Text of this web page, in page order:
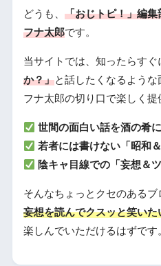
どうも、 「おじトピ！」編
フナ太郎です。
当サイトでは、知ったらすぐ
か？」と話したくなるよう
フナ太郎の切り口で楽しく提
世間の面白い話を酒の肴
若者には書けない「昭和
陰キャ目線での「妄想＆
そんなちょっとクセのあるブ
妄想を読んでクスッと笑いた
楽しんでいただけるはずです